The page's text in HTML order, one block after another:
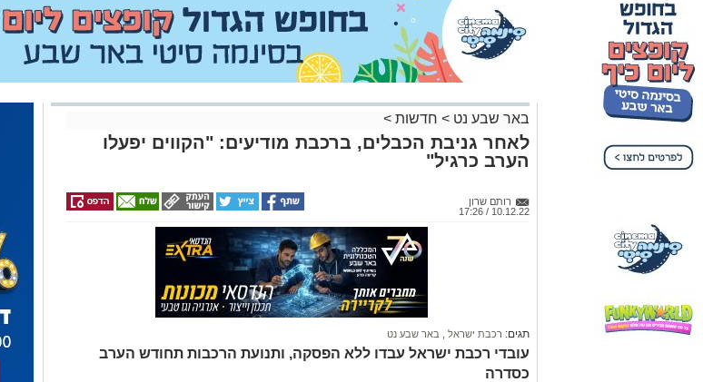
באר שבע נט > חדשות >
לאחר גניבת הכבלים, ברכבת מודיעים: "הקווים יפעלו
הערב כרגיל"
רותם שרון
10.12.22 / 17:26
תגים: רכבת ישראל באר שבע נט
עובדי רכבת ישראל עבדו ללא הפסקה, ותנועת הרכבות תחודש הערב
כסדרה